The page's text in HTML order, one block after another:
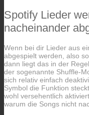
Spotify Lieder
nacheinander
Wenn bei dir Lieder aus
abgespielt werden, also
dann liegt das in der
der sogenannte Shuffle-
sich relativ einfach
Symbol die Funktion
wohl versehentlich
warum die Songs nicht